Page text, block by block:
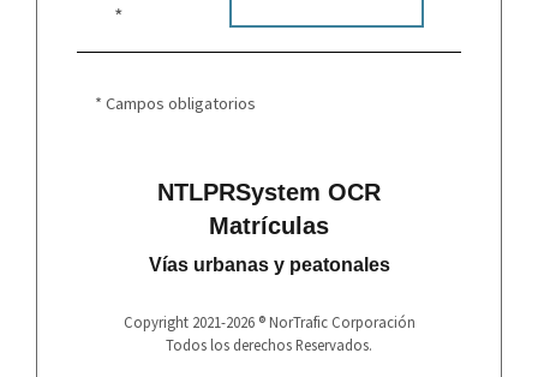
*
* Campos obligatorios
NTLPRSystem OCR
Matrículas
Vías urbanas y peatonales
Copyright 2021-2026 ® NorTrafic Corporación
Todos los derechos Reservados.